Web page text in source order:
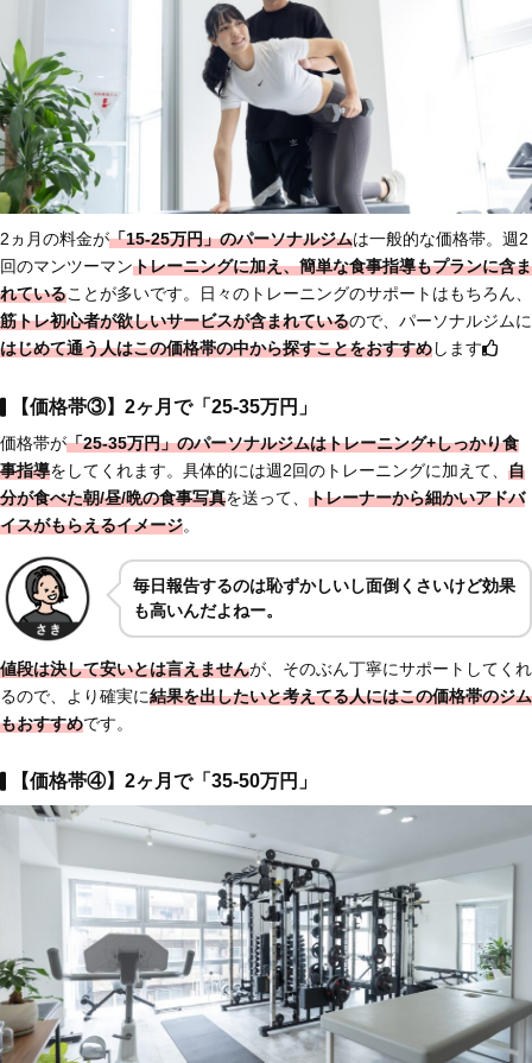
2ヵ月の料金が「15-25万円」のパーソナルジムは一般的な価格帯。週2
回のマンツーマントレーニングに加え、簡単な食事指導もプランに含ま
れていることが多いです。日々のトレーニングのサポートはもちろん、
筋トレ初心者が欲しいサービスが含まれているので、パーソナルジムに
はじめて通う人はこの価格帯の中から探すことをおすすめします
【価格帯③】2ヶ月で「25-35万円」
価格帯が「25-35万円」のパーソナルジムはトレーニング+しっかり食
事指導をしてくれます。具体的には週2回のトレーニングに加えて、 自
分が食べた朝/昼/晩の食事写真を送って、 トレーナーから細かいアドバ
イスがもらえるイメージ。
毎日報告するのは恥ずかしいし面倒くさいけど効果
も高いんだよねー。
値段は決して安いとは言えませんが、そのぶん丁寧にサポートしてくれ
るので、より確実に結果を出したいと考えてる人にはこの価格帯のジム
もおすすめです。
【価格帯④】2ヶ月で「35-50万円」